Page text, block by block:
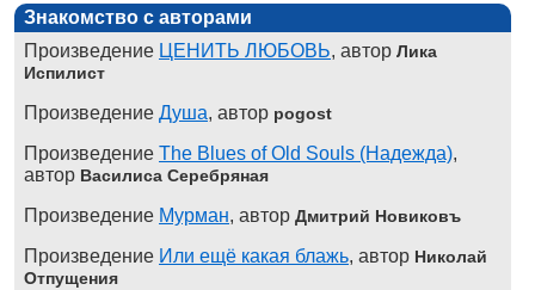
Знакомство с авторами
Произведение ЦЕНИТЬ ЛЮБОВЬ, автор Лика
Испилист
Произведение Душа, автор pogost
Произведение The Blues of Old Souls (Надежда),
автор Василиса Серебряная
Произведение Мурман, автор Дмитрий Новиковъ
Произведение Или ещё какая блажь, автор Николай
Отпущения